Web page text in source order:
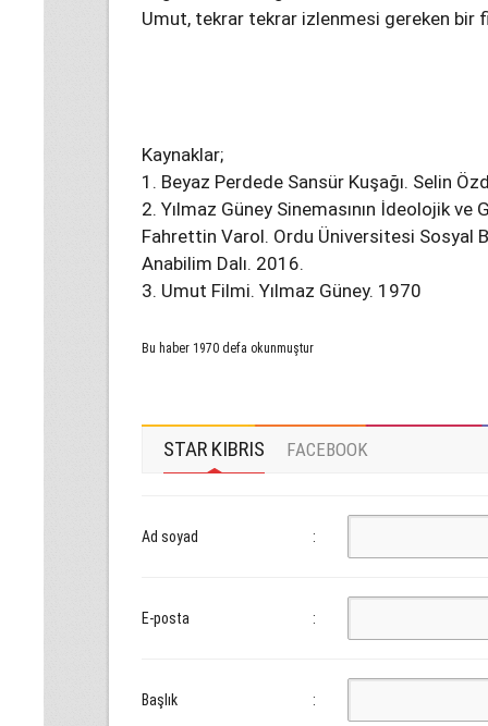
Umut, tekrar tekrar izlenmesi gereken bir
Kaynaklar;
1. Beyaz Perdede Sansür Kuşağı. Selin
2. Yılmaz Güney Sinemasının İdeolojik
Fahrettin Varol. Ordu Üniversitesi Sosyal
Anabilim Dalı. 2016.
3. Umut Filmi. Yılmaz Güney. 1970
Bu haber 1970 defa okunmuştur
STAR KIBRIS FACEBOOK
Ad soyad :
E-posta :
Başlık :